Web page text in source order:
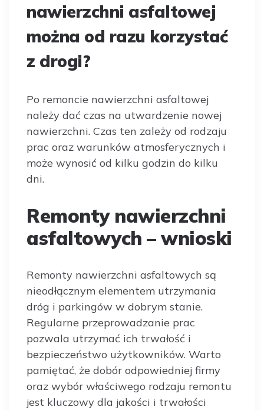
nawierzchni asfaltowej
można od razu korzystać
z drogi?
Po remoncie nawierzchni asfaltowej
należy dać czas na utwardzenie nowej
nawierzchni. Czas ten zależy od rodzaju
prac oraz warunków atmosferycznych i
może wynosić od kilku godzin do kilku
dni.
Remonty nawierzchni
asfaltowych – wnioski
Remonty nawierzchni asfaltowych są
nieodłącznym elementem utrzymania
dróg i parkingów w dobrym stanie.
Regularne przeprowadzanie prac
pozwala utrzymać ich trwałość i
bezpieczeństwo użytkowników. Warto
pamiętać, że dobór odpowiedniej firmy
oraz wybór właściwego rodzaju remontu
jest kluczowy dla jakości i trwałości